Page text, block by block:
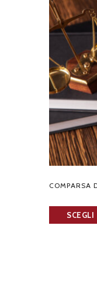
COMPARSA
SCEGLI